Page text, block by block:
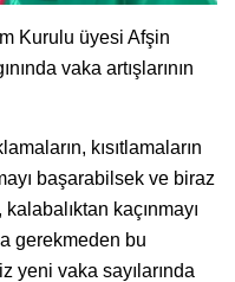
Kurulu üyesi Afşin
vaka artışlarının
kısıtlamaların
başarabilsek ve biraz
kaçınmayı
gerekmeden bu
yeni vaka sayılarında